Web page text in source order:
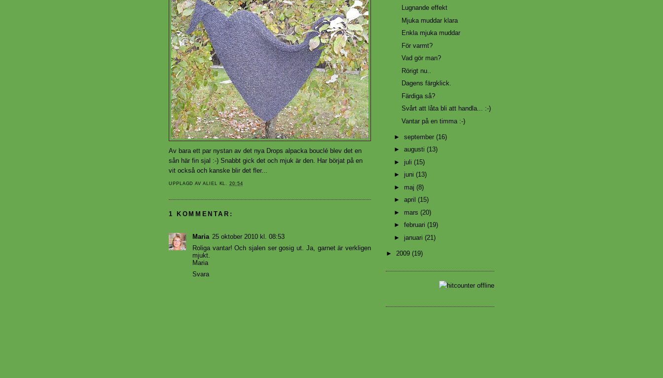
Av bara ett par nystan av det nya Drops alpacka bouclé blev det en
sån här fin sjal :-) Snabbt gick det och mjuk är den. Har börjat på en
vit också och kanske blir det fler...
UPPLAGD AVALIEL KL.20:54
1 KOMMENTAR:
Maria 25 oktober 2010 kl. 08:53
Roliga vantar! Och sjalen ser gosig ut. Ja, garnet är verkligen
mjukt.
Maria
Svara
Lugnande effekt
Mjuka muddar klara
Enkla mjuka muddar
För varmt?
Vad gör man?
Rörigt nu..
Dagens färgklick.
Färdiga så?
Svårt att låta bli att handla... :-)
Vantar på en timma :-)
► september (16)
► augusti (13)
► juli (15)
► juni (13)
► maj (8)
► april (15)
► mars (20)
► februari (19)
► januari (21)
► 2009 (19)